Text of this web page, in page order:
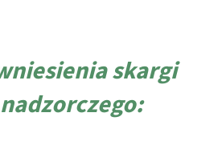
skargi